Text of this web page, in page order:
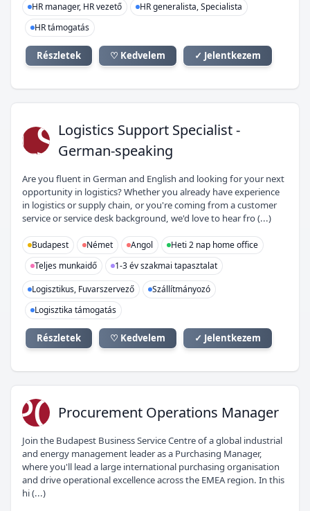
HR manager, HR vezető
HR generalista, Specialista
HR támogatás
Részletek ♡ Kedvelem ✓ Jelentkezem
LS Logistics Support Specialist -
German-speaking
Are you fluent in German and English and looking for your next
opportunity in logistics? Whether you already have experience
in logistics or supply chain, or you're coming from a customer
service or service desk background, we'd love to hear fro (...)
Budapest Német Angol
Heti 2 nap home office
Teljes munkaidő
1-3 év szakmai tapasztalat
Logisztikus, Fuvarszervező
Szállítmányozó
Logisztika támogatás
Részletek ♡ Kedvelem ✓ Jelentkezem
POProcurement Operations Manager
Join the Budapest Business Service Centre of a global industrial
and energy management leader as a Purchasing Manager,
where you'll lead a large international purchasing organisation
and drive operational excellence across the EMEA region. In this
hi (...)